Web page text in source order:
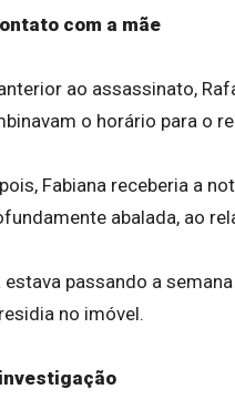
com a mãe
ao assassinato,
o horário para o
Fabiana receberia a
abalada, ao
estava passando a
no imóvel.